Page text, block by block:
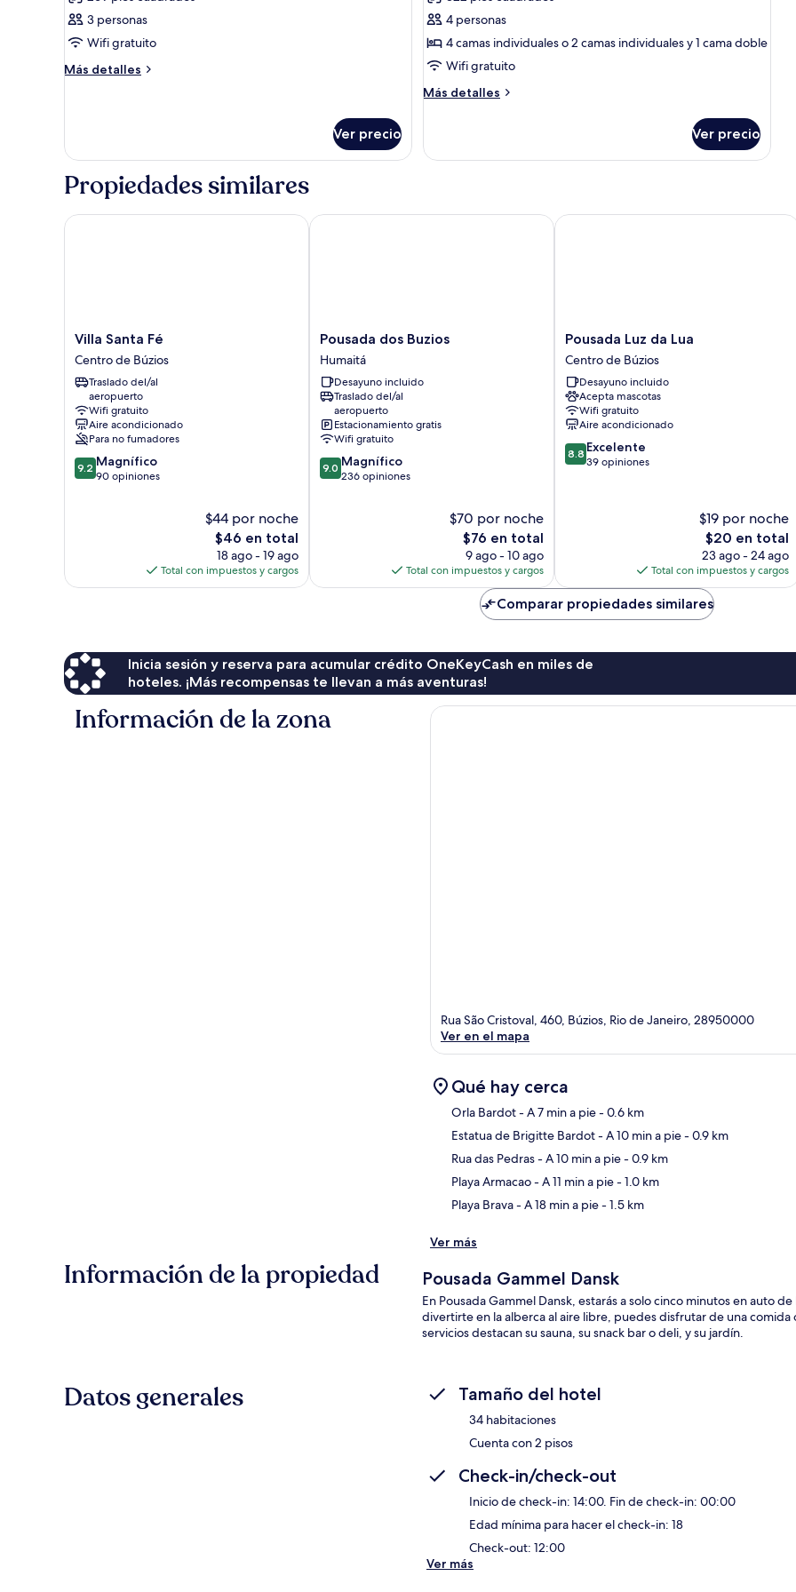
fotos
de
Habitación
3 personas
Wifi gratuito
Más detalles
Más
Ver precio
fotos
de
Quadruple
Room
Standard
4 personas
4 camas individuales o 2 camas individuales y 1 cama doble
Wifi gratuito
Más detalles
Más
Room
Ver precio
Propiedades similares
Villa
Santa
Fé
Centro
Búzios
Villa Santa Fé
Centro de Búzios
Traslado del/al
aeropuerto
Wifi gratuito
Aire acondicionado
Para no fumadores
9.2
de
9.2 Magnífico
90 opiniones
$44 por noche
El
precio
actual
es
$46 en total
18 ago - 19 ago
Total con impuestos y cargos
Villa Santa Fé
Pousada
dos
Buzios
Humaitá
Pousada dos Buzios
Humaitá
Desayuno incluido
Traslado del/al
aeropuerto
Estacionamiento gratis
Wifi gratuito
9.0
de
9.0 Magnífico
236 opiniones
$70 por noche
El
precio
actual
es
$76 en total
9 ago - 10 ago
Total con impuestos y cargos
Pousada dos Buzios
Pousada
Luz
da
Lua
Centro
de
Búzios
Pousada Luz da Lua
Centro de Búzios
Desayuno incluido
Acepta mascotas
Wifi gratuito
Aire acondicionado
8.8
de
8.8 Excelente
39 opiniones
$19 por noche
El
precio
actual
es
de
$20
$20 en total
23 ago - 24 ago
Total con impuestos y cargos
Pousada Luz da Lua
Comparar propiedades similares
Inicia sesión y reserva para acumular crédito OneKeyCash en miles de
hoteles. ¡Más recompensas te llevan a más aventuras!
Información de la zona
Rua São Cristoval, 460, Búzios, Rio de Janeiro, 28950000
Ver en el mapa
Qué hay cerca
Orla Bardot- A 7 min a pie- 0.6 km
Estatua de Brigitte Bardot- A 10 min a pie- 0.9 km
Rua das Pedras- A 10 min a pie- 0.9 km
Playa Armacao- A 11 min a pie- 1.0 km
Playa Brava- A 18 min a pie- 1.5 km
Ver más
Información de la propiedad Pousada Gammel Dansk
En Pousada Gammel Dansk, estarás a solo cinco minutos en auto
divertirte en la alberca al aire libre, puedes disfrutar de una
servicios destacan su sauna, su snack bar o deli, y su jardín.
Datos generales Tamaño del hotel
34 habitaciones
Cuenta con 2 pisos
Check-in/check-out
Inicio de check-in: 14:00. Fin de check-in: 00:00
Edad mínima para hacer el check-in: 18
Check-out: 12:00
Ver más